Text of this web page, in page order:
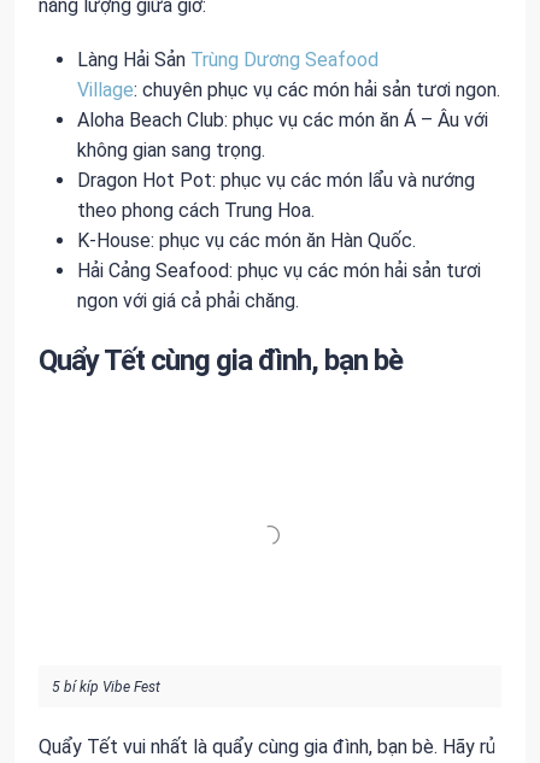
năng lượng giữa giờ:
Làng Hải Sản Trùng Dương Seafood
Village: chuyên phục vụ các món hải sản tươi ngon.
Aloha Beach Club: phục vụ các món ăn Á – Âu với
không gian sang trọng.
Dragon Hot Pot: phục vụ các món lẩu và nướng
theo phong cách Trung Hoa.
K-House: phục vụ các món ăn Hàn Quốc.
Hải Cảng Seafood: phục vụ các món hải sản tươi
ngon với giá cả phải chăng.
Quẩy Tết cùng gia đình, bạn bè
5 bí kíp Vibe Fest
Quẩy Tết vui nhất là quẩy cùng gia đình, bạn bè. Hãy rủ